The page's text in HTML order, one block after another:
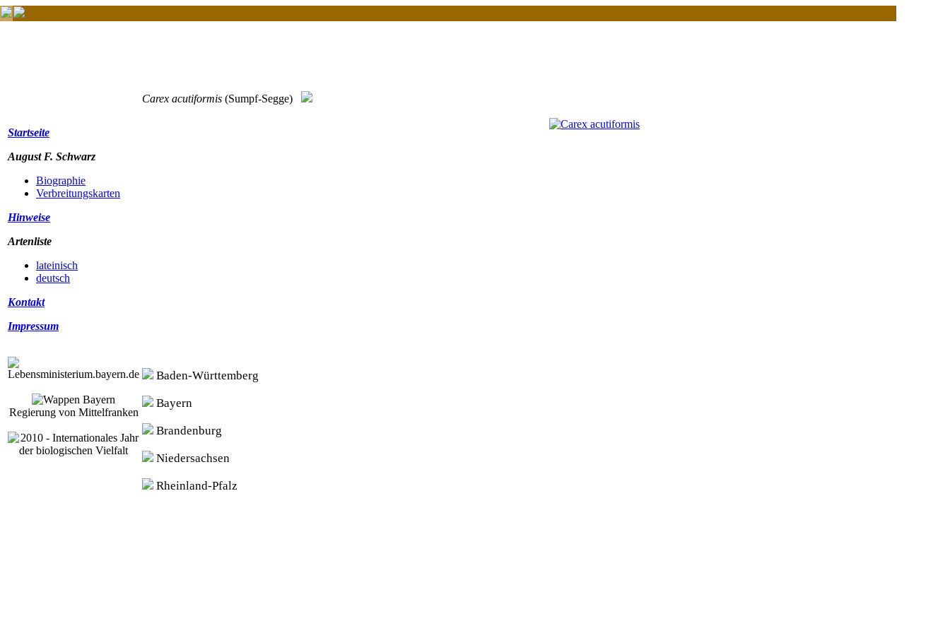
Startseite
August F. Schwarz
Biographie
Verbreitungskarten
Hinweise
Artenliste
lateinisch
deutsch
Kontakt
Impressum
Regierung von Mittelfranken
Carex acutiformis (Sumpf-Segge)
Baden-Württemberg
Bayern
Brandenburg
Niedersachsen
Rheinland-Pfalz